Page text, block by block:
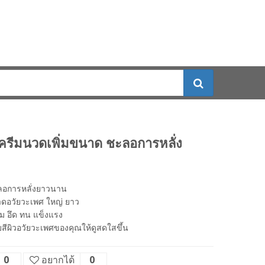
มนวดเพิ่มขนาด ชะลอการหลั่ง
การหลั่งยาวนาน
อวัยวะเพศ ใหญ่ ยาว
อึด ทน แข็งแรง
ผิวอวัยวะเพศของคุณให้ดูสดใสขึ้น
0 อยากได้ 0